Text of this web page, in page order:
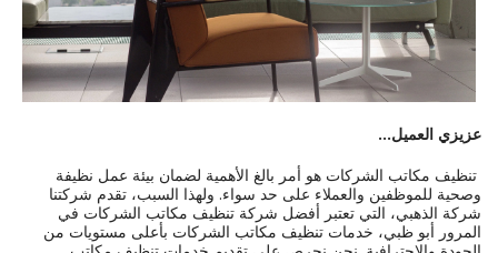
عزيزي العميل...
تنظيف مكاتب الشركات هو أمر بالغ الأهمية لضمان بيئة عمل نظيفة
وصحية للموظفين والعملاء على حد سواء. ولهذا السبب، تقدم شركتنا
شركة الذهبي، التي تعتبر أفضل شركة تنظيف مكاتب الشركات في
المرور أبو ظبي، خدمات تنظيف مكاتب الشركات بأعلى مستويات من